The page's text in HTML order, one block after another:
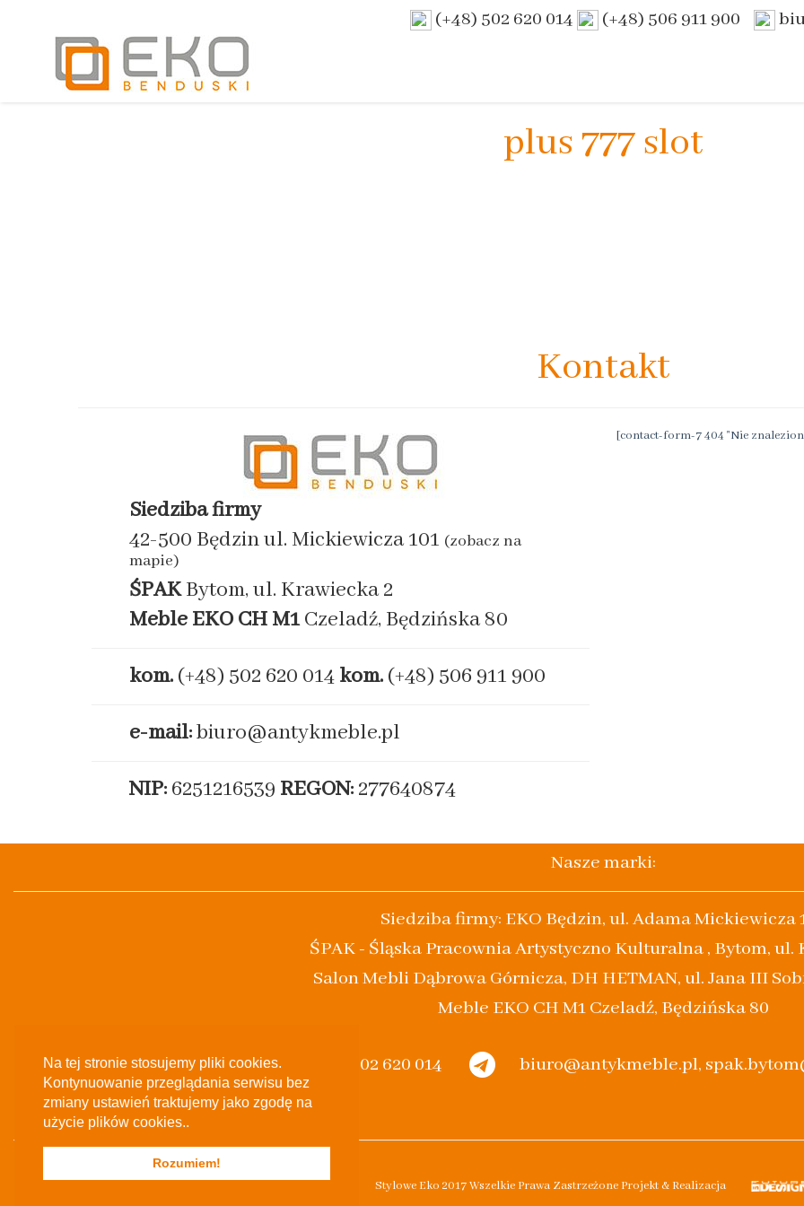
Na tej stronie stosujemy pliki cookies.
Kontynuowanie przeglądania serwisu bez
zmiany ustawień traktujemy jako zgodę na
użycie plików cookies..
Rozumiem!
(+48) 502 620 014 (+48) 506 911 900
plus 777 slot
Kontakt
Siedziba firmy
42-500 Będzin ul. Mickiewicza 101 (zobacz na
mapie)
ŚPAKBytom, ul. Krawiecka 2
Meble EKO CH M1Czeladź, Będzińska 80
kom. (+48) 502 620 014 kom. (+48) 506 911 900
e-mail:biuro@antykmeble.pl
NIP: 6251216539 REGON: 277640874
[contact-form-7 404 "Nie
Nasze marki:
Siedziba firmy: EKO Będzin, ul. Adama Mickiewicza
ŚPAK - Śląska Pracownia Artystyczno Kulturalna , Bytom, ul.
Salon Mebli Dąbrowa Górnicza, DH HETMAN, ul. Jana III
Meble EKO CH M1 Czeladź, Będzińska 80
(+48) 502 620 014 biuro@antykmeble.pl,
Stylowe Eko 2017 Wszelkie Prawa Zastrzeżone Projekt & Realizacja